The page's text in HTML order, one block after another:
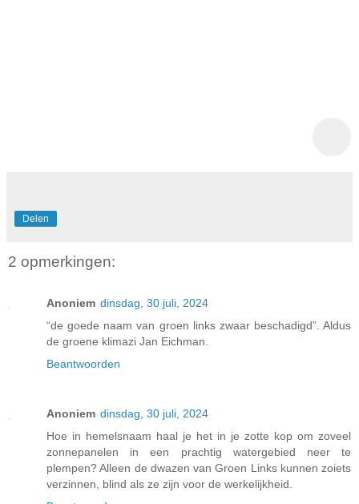
Delen
2 opmerkingen:
Anoniem dinsdag, 30 juli, 2024
“de goede naam van groen links zwaar beschadigd”. Aldus
de groene klimazi Jan Eichman.
Beantwoorden
Anoniem dinsdag, 30 juli, 2024
Hoe in hemelsnaam haal je het in je zotte kop om zoveel
zonnepanelen in een prachtig watergebied neer te
plempen? Alleen de dwazen van Groen Links kunnen zoiets
verzinnen, blind als ze zijn voor de werkelijkheid.